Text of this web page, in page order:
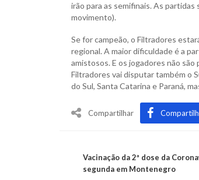
irão para as semifinais. As
movimento).
Se for campeão, o Filtradores
regional. A maior dificuldade é a
amistosos. E os jogadores não
Filtradores vai disputar também o
do Sul, Santa Catarina e Paraná,
Compartilhar
Vacinação da 2ª dose da
segunda em Montenegro